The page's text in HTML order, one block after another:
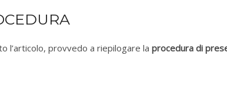
l’articolo, provvedo a riepilogare la procedura di